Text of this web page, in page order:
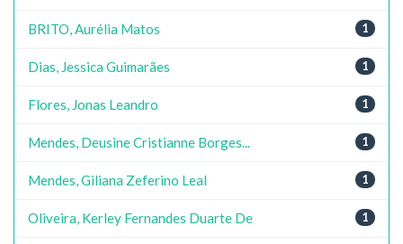
1
BRITO, Aurélia Matos
1
Dias, Jessica Guimarães
1
Flores, Jonas Leandro
1
Mendes, Deusine Cristianne Borges...
1
Mendes, Giliana Zeferino Leal
1
Oliveira, Kerley Fernandes Duarte De